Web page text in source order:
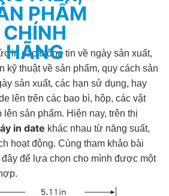
in các thông tin về ngày sản xuất,
kỹ thuật về sản phẩm, quy cách sản
sản xuất, các hạn sử dụng, hay
lên trên các bao bì, hộp, các vật
sản phẩm. Hiện nay, trên thị
in date khác nhau từ năng suất,
hoạt động. Cùng tham khảo bài
để lựa chọn cho mình được một